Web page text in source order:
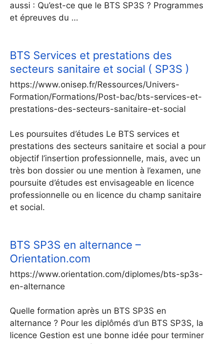
aussi : Qu’est-ce que le BTS SP3S ? Programmes
et épreuves du …
BTS Services et prestations des
secteurs sanitaire et social ( SP3S )
https://www.onisep.fr/Ressources/Univers-
Formation/Formations/Post-bac/bts-services-et-
prestations-des-secteurs-sanitaire-et-social
Les poursuites d’études Le BTS services et
prestations des secteurs sanitaire et social a pour
objectif l’insertion professionnelle, mais, avec un
très bon dossier ou une mention à l’examen, une
poursuite d’études est envisageable en licence
professionnelle ou en licence du champ sanitaire
et social.
BTS SP3S en alternance –
Orientation.com
https://www.orientation.com/diplomes/bts-sp3s-
en-alternance
Quelle formation après un BTS SP3S en
alternance ? Pour les diplômés d’un BTS SP3S, la
licence Gestion est une bonne idée pour terminer